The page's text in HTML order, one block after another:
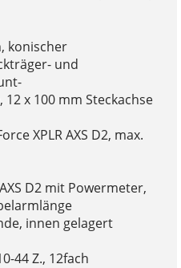
konischer
und
x 100 mm Steckachse
XPLR AXS D2, max.
D2 mit Powermeter,
innen gelagert
44 Z., 12fach